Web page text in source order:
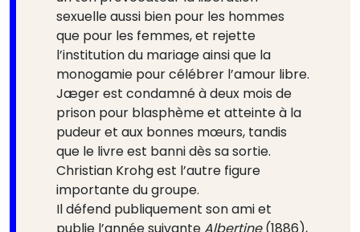
sexuelle aussi bien pour les hommes
que pour les femmes, et rejette
l’institution du mariage ainsi que la
monogamie pour célébrer l’amour libre.
Jæger est condamné à deux mois de
prison pour blasphème et atteinte à la
pudeur et aux bonnes mœurs, tandis
que le livre est banni dès sa sortie.
Christian Krohg est l’autre figure
importante du groupe.
Il défend publiquement son ami et